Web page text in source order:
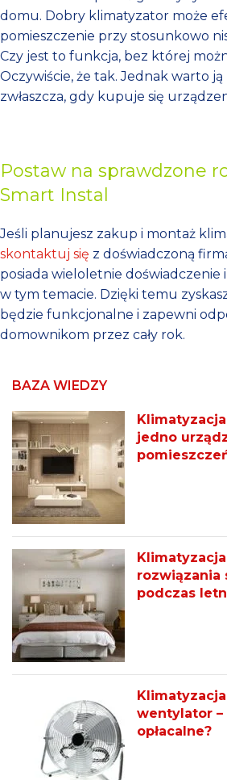
domu. Dobry klimatyzator może
pomieszczenie przy stosunkowo
Czy jest to funkcja, bez której
Oczywiście, że tak. Jednak warto
zwłaszcza, gdy kupuje się
Postaw na sprawdzone
Smart Instal
Jeśli planujesz zakup i montaż
skontaktuj się z doświadczoną
posiada wieloletnie doświadczenie
w tym temacie. Dzięki temu
będzie funkcjonalne i zapewni
domownikom przez cały rok.
BAZA WIEDZY
jedno
rozwiązania
podczas
wentylator
opłacalne?